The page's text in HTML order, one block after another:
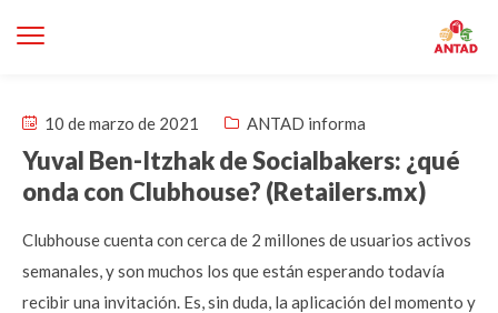
10 de marzo de 2021 ANTAD informa
Yuval Ben-Itzhak de Socialbakers: ¿qué
onda con Clubhouse? (Retailers.mx)
Clubhouse cuenta con cerca de 2 millones de usuarios activos
semanales, y son muchos los que están esperando todavía
recibir una invitación. Es, sin duda, la aplicación del momento y